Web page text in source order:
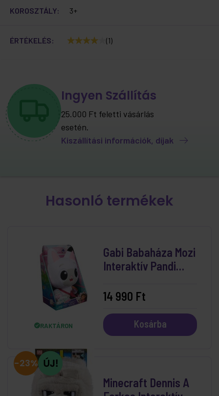
KOROSZTÁLY: 3+
ÉRTÉKELÉS: (1)
Ingyen Szállítás
25.000 Ft feletti vásárlás
esetén.
Kiszállítási információk, díjak
Hasonló termékek
RAKTÁRON
Gabi Babaháza Mozi
Interaktív Pandi
14 990 Ft
Kosárba
-23%
Minecraft Dennis A